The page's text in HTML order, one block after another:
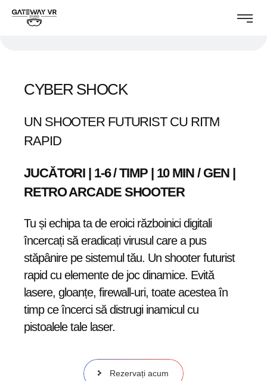
CYBER SHOCK
UN SHOOTER FUTURIST CU RITM
RAPID
JUCĂTORI | 1-6 / TIMP | 10 MIN / GEN |
RETRO ARCADE SHOOTER
Tu și echipa ta de eroici războinici digitali
încercați să eradicați virusul care a pus
stăpânire pe sistemul tău. Un shooter futurist
rapid cu elemente de joc dinamice. Evită
lasere, gloanțe, firewall-uri, toate acestea în
timp ce încerci să distrugi inamicul cu
pistoalele tale laser.
Rezervați acum